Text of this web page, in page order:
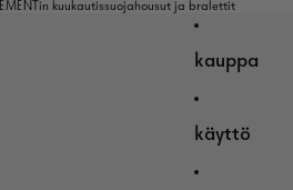
kuukautissuojahousut ja bralettit
kauppa
käyttö